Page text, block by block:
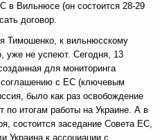
в Вильнюсе (он состоится 28-29
договор.
Тимошенко, к вильнюсскому
уже не успеют. Сегодня, 13
для мониторинга
соглашению с ЕС (ключевым
было как раз освобождение
по итогам работы на Украине. А в
состоится заседание Совета ЕС,
Украина к ассоциации с